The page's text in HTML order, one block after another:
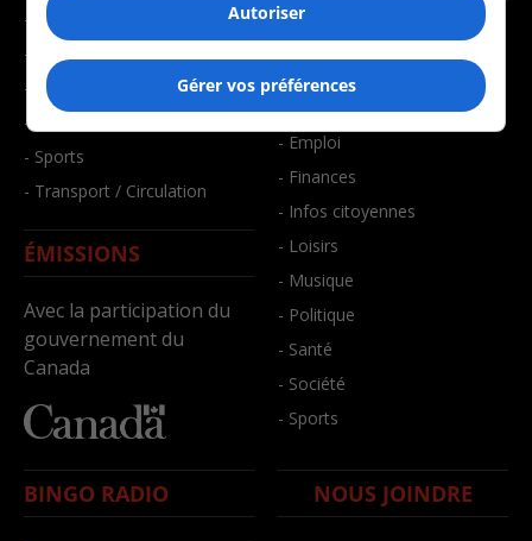
- Éducation
- Environnement
- Faits divers
- Santé et bien-être
- Sports
- Transport / Circulation
ÉMISSIONS
Avec la participation du
gouvernement du
Canada
- Affaires
- Art de vivre
- Bien-être
- Emploi
- Finances
- Infos citoyennes
- Loisirs
- Musique
- Politique
- Santé
- Société
- Sports
BINGO RADIO NOUS JOINDRE
Autoriser
Gérer vos préférences